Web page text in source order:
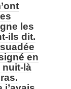
les
ils dit.
en
nuit-là